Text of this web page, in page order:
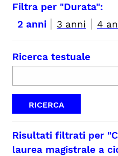
Filtra per "Durata":
2 anni | 3 anni | 4
Ricerca testuale
Risultati filtrati per
laurea magistrale a